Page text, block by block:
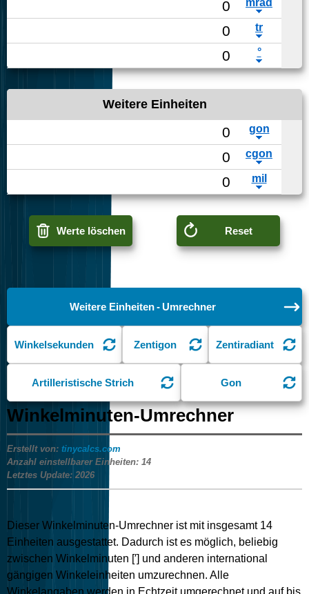
Winkelminuten-Umrechner
Erstellt von: tinycalcs.com
Anzahl einstellbarer Einheiten: 14
Letztes Update: 2026
Dieser Winkelminuten-Umrechner ist mit insgesamt 14
Einheiten ausgestattet. Dadurch ist es möglich, beliebig
zwischen Winkelminuten [′] und anderen international
gängigen Winkeleinheiten umzurechnen. Alle
Winkelangaben werden in Echtzeit umgerechnet und auf bis
Weitere Einheiten
Werte löschen Reset
Weitere Einheiten - Umrechner
Winkelsekunden Zentigon Zentiradiant
Artilleristische Strich Gon